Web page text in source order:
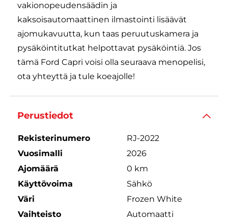
vakionopeudensäädin ja
kaksoisautomaattinen ilmastointi lisäävät
ajomukavuutta, kun taas peruutuskamera ja
pysäköintitutkat helpottavat pysäköintiä. Jos
tämä Ford Capri voisi olla seuraava menopelisi,
ota yhteyttä ja tule koeajolle!
Perustiedot
Rekisterinumero
RJ-2022
Vuosimalli
2026
Ajomäärä
0 km
Käyttövoima
Sähkö
Väri
Frozen White
Vaihteisto
Automaatti